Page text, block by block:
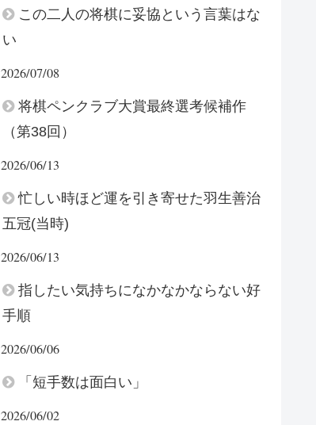
この二人の将棋に妥協という言葉はな
い
2026/07/08
将棋ペンクラブ大賞最終選考候補作
（第38回）
2026/06/13
忙しい時ほど運を引き寄せた羽生善治
五冠(当時)
2026/06/13
指したい気持ちになかなかならない好
手順
2026/06/06
「短手数は面白い」
2026/06/02